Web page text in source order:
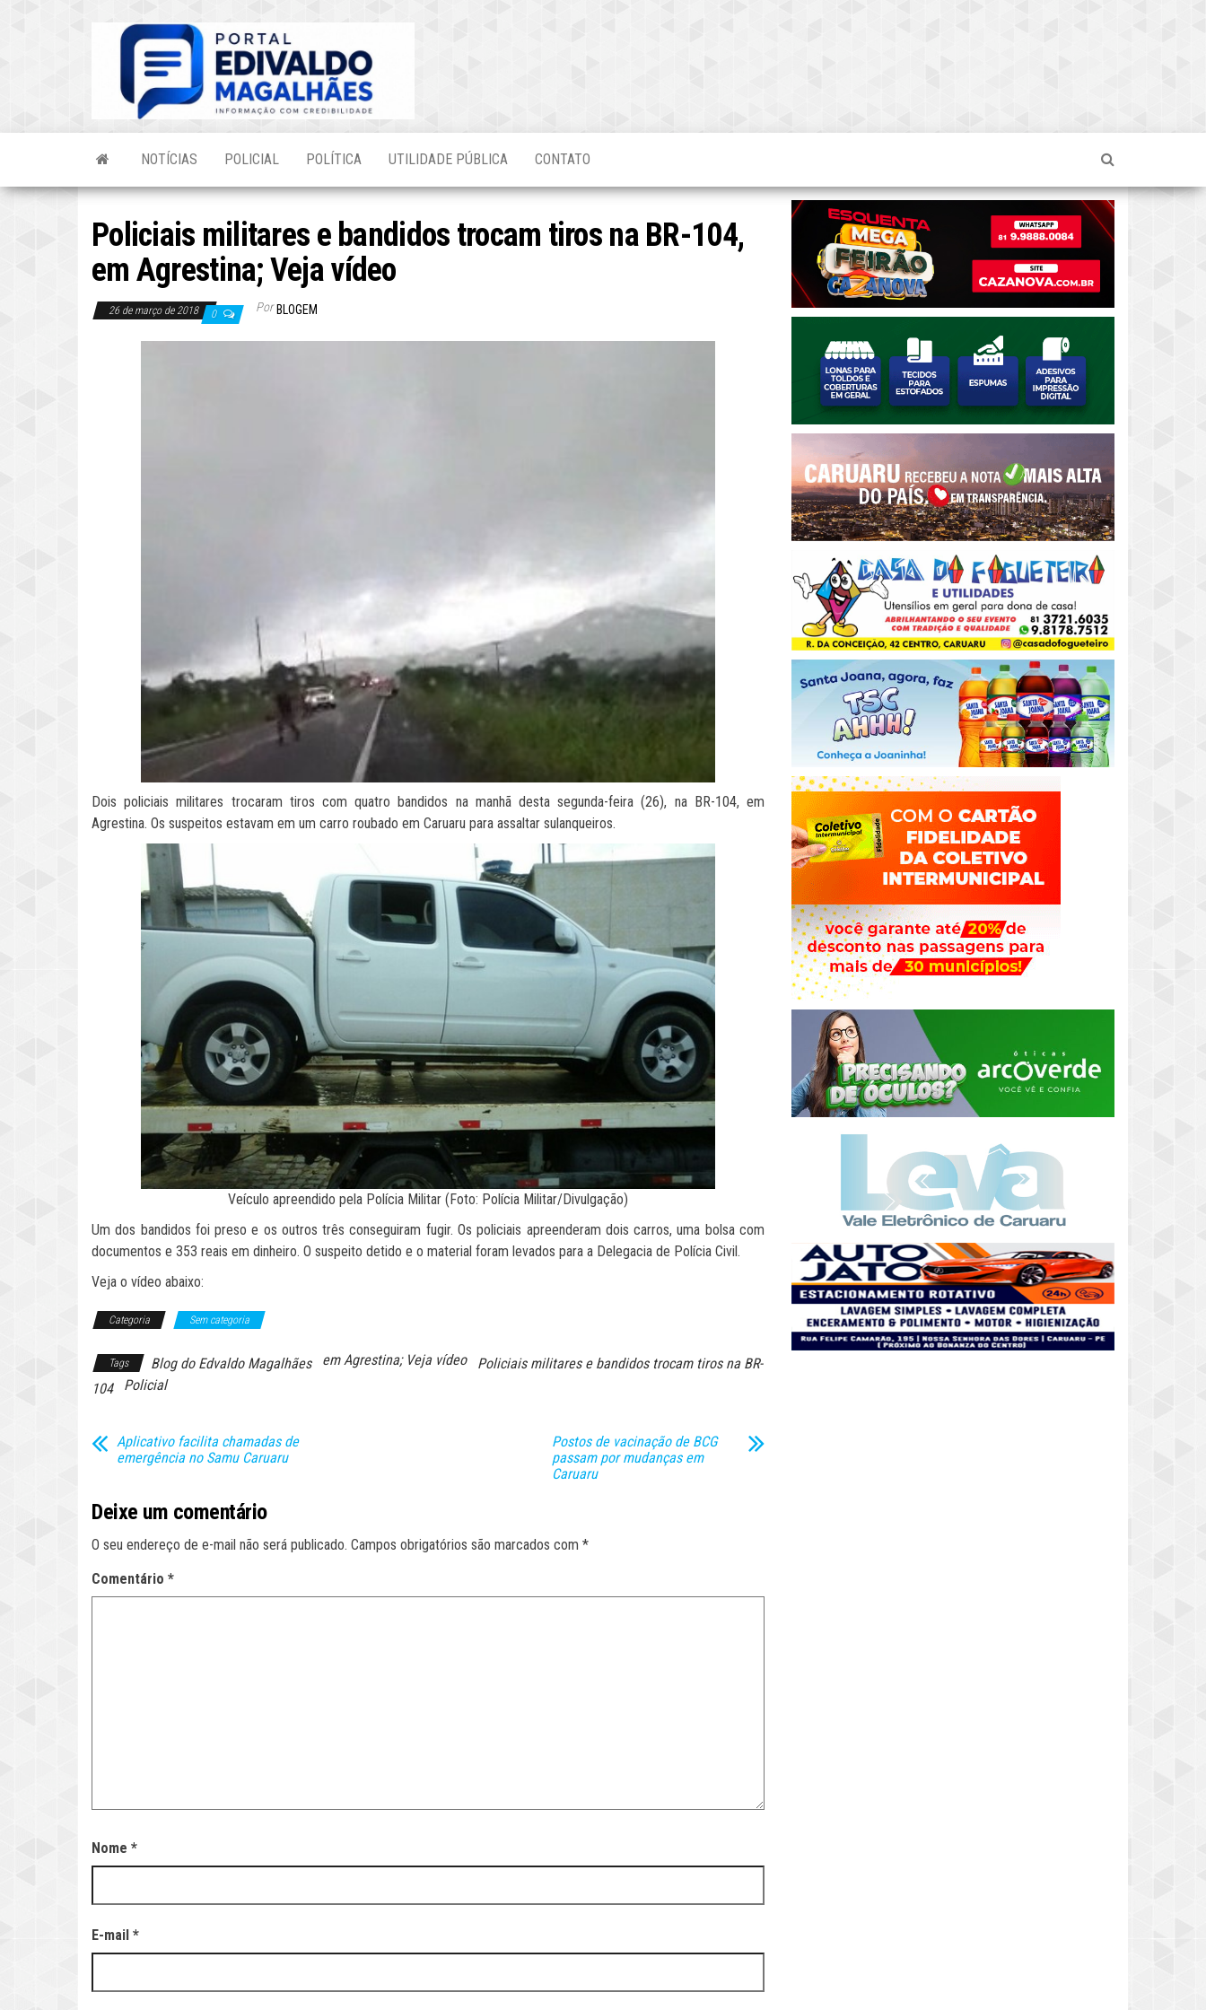
NOTÍCIAS POLICIAL POLÍTICA UTILIDADE PÚBLICA CONTATO
Policiais militares e bandidos trocam tiros na BR-104,
em Agrestina; Veja vídeo
26 de março de 2018 0 Por BLOGEM
Dois policiais militares trocaram tiros com quatro bandidos na manhã desta segunda-feira (26), na BR-104, em
Agrestina. Os suspeitos estavam em um carro roubado em Caruaru para assaltar sulanqueiros.
Veículo apreendido pela Polícia Militar (Foto: Polícia Militar/Divulgação)
Um dos bandidos foi preso e os outros três conseguiram fugir. Os policiais apreenderam dois carros, uma bolsa com
documentos e 353 reais em dinheiro. O suspeito detido e o material foram levados para a Delegacia de Polícia Civil.
Veja o vídeo abaixo:
Categoria Sem categoria
Tags Blog do Edvaldo Magalhães em Agrestina; Veja vídeo
Policiais militares e bandidos trocam tiros na BR-
104
Policial
Aplicativo facilita chamadas de
emergência no Samu Caruaru
Postos de vacinação de BCG
passam por mudanças em
Caruaru
Deixe um comentário
O seu endereço de e-mail não será publicado. Campos obrigatórios são marcados com *
Comentário *
Nome *
E-mail *